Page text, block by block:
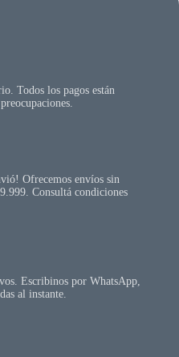
Todos los pagos están
Ofrecemos envíos sin
Consultá condiciones
Escribinos por WhatsApp,
al instante.